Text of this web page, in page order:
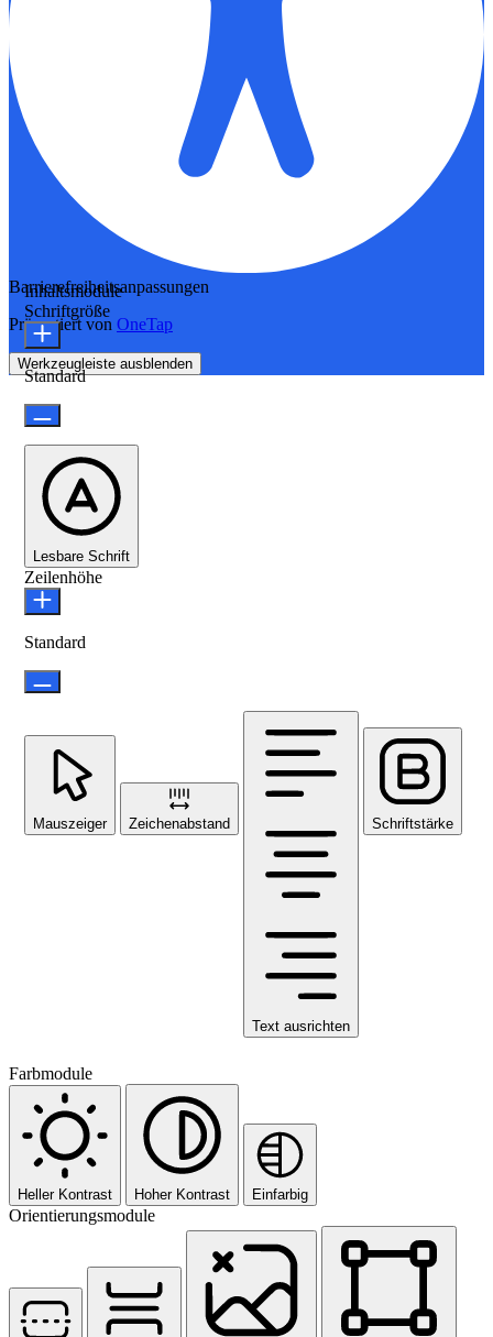
Barrierefreiheitsanpassungen
Präsentiert von OneTap
Werkzeugleiste ausblenden
Inhaltsmodule
Schriftgröße
Standard
Lesbare Schrift
Zeilenhöhe
Standard
Mauszeiger Zeichenabstand
Text ausrichten
Schriftstärke
Farbmodule
Heller Kontrast Hoher Kontrast Einfarbig
Orientierungsmodule